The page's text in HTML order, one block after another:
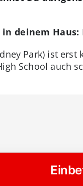
deinem
Park) ist
School auch